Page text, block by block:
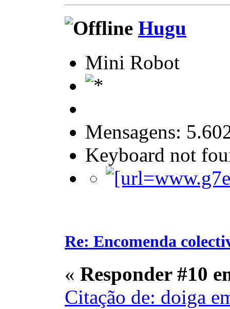
Hugu
Mini Robot
Mensagens:
Keyboard not
Re: Encomenda
« Responder #10
Citação de: doiga